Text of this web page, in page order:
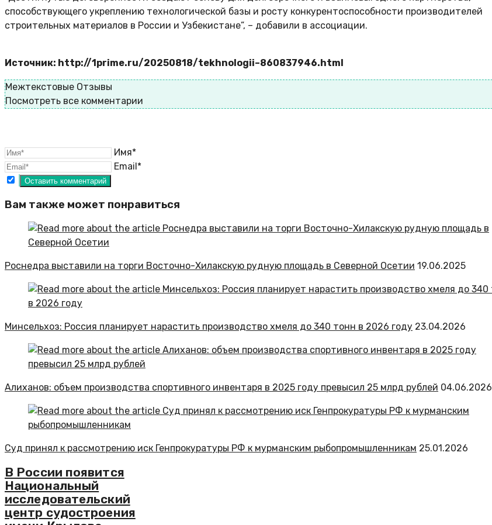
способствующего укреплению технологической базы и росту конкурентоспособности производителей
строительных материалов в России и Узбекистане”, – добавили в ассоциации.
Источник: http://1prime.ru/20250818/tekhnologii–860837946.html
Межтекстовые Отзывы
Посмотреть все комментарии
Имя*
Email*
Вам также может понравиться
Роснедра выставили на торги Восточно-Хилакскую рудную площадь в Северной Осетии 19.06.2025
Минсельхоз: Россия планирует нарастить производство хмеля до 340 тонн в 2026 году 23.04.2026
Алиханов: объем производства спортивного инвентаря в 2025 году превысил 25 млрд рублей 04.06.2026
Суд принял к рассмотрению иск Генпрокуратуры РФ к мурманским рыбопромышленникам 25.01.2026
В России появится
Национальный
исследовательский
центр судостроения